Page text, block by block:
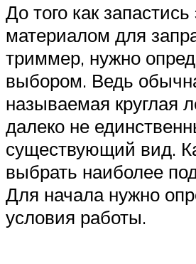
До того как запастись
материалом для
триммер, нужно
выбором. Ведь
называемая круглая
далеко не
существующий вид.
выбрать наиболее
Для начала нужно
условия работы.